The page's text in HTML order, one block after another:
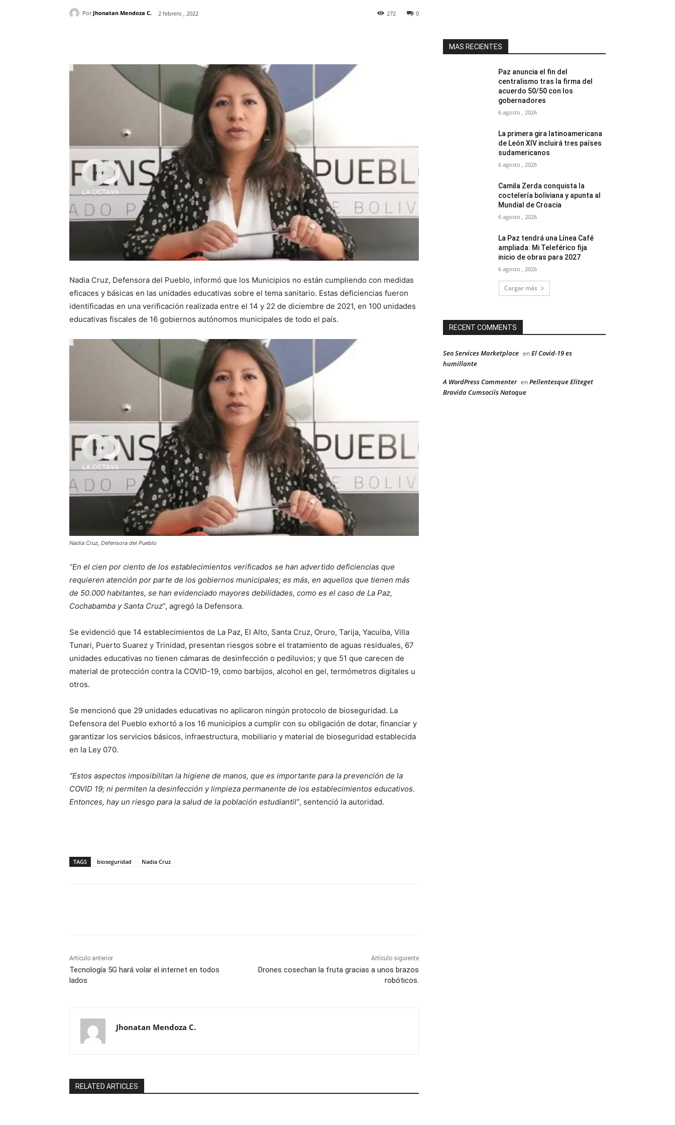
Por Jhonatan Mendoza C. 2 febrero , 2022 0
272
Nadia Cruz, Defensora del Pueblo, informó que los Municipios no están cumpliendo con medidas
eficaces y básicas en las unidades educativas sobre el tema sanitario. Estas deficiencias fueron
identificadas en una verificación realizada entre el 14 y 22 de diciembre de 2021, en 100 unidades
educativas fiscales de 16 gobiernos autónomos municipales de todo el país.
Nadia Cruz, Defensora del Pueblo
“En el cien por ciento de los establecimientos verificados se han advertido deficiencias que
requieren atención por parte de los gobiernos municipales; es más, en aquellos que tienen más
de 50.000 habitantes, se han evidenciado mayores debilidades, como es el caso de La Paz,
Cochabamba y Santa Cruz”, agregó la Defensora.
Se evidenció que 14 establecimientos de La Paz, El Alto, Santa Cruz, Oruro, Tarija, Yacuiba, Villa
Tunari, Puerto Suarez y Trinidad, presentan riesgos sobre el tratamiento de aguas residuales, 67
unidades educativas no tienen cámaras de desinfección o pediluvios; y que 51 que carecen de
material de protección contra la COVID-19, como barbijos, alcohol en gel, termómetros digitales u
otros.
Se mencionó que 29 unidades educativas no aplicaron ningún protocolo de bioseguridad. La
Defensora del Pueblo exhortó a los 16 municipios a cumplir con su obligación de dotar, financiar y
garantizar los servicios básicos, infraestructura, mobiliario y material de bioseguridad establecida
en la Ley 070.
“Estos aspectos imposibilitan la higiene de manos, que es importante para la prevención de la
COVID 19; ni permiten la desinfección y limpieza permanente de los establecimientos educativos.
Entonces, hay un riesgo para la salud de la población estudiantil”, sentenció la autoridad.
TAGS bioseguridad Nadia Cruz
Artículo anterior
Tecnología 5G hará volar el internet en todos
lados
Artículo siguiente
Drones cosechan la fruta gracias a unos brazos
robóticos.
Jhonatan Mendoza C.
RELATED ARTICLES
MAS RECIENTES
Paz anuncia el fin del
centralismo tras la firma del
acuerdo 50/50 con los
gobernadores
6 agosto , 2026
La primera gira latinoamericana
de León XIV incluirá tres países
sudamericanos
6 agosto , 2026
Camila Zerda conquista la
coctelería boliviana y apunta al
Mundial de Croacia
6 agosto , 2026
La Paz tendrá una Línea Café
ampliada: Mi Teleférico fija
inicio de obras para 2027
6 agosto , 2026
Cargar más
RECENT COMMENTS
Seo Services Marketplace enEl Covid-19 es
humillante
A WordPress Commenter enPellentesque Eliteget
Bravida Cumsociis Natoque